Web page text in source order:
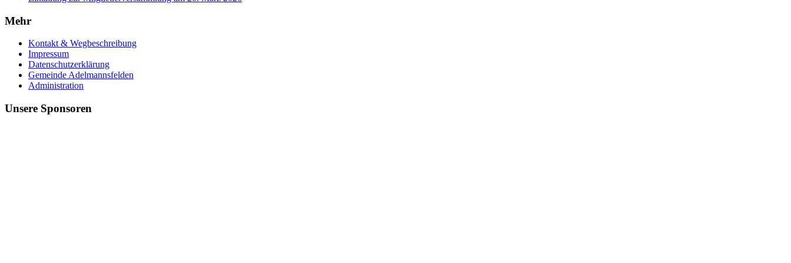
Mehr
Kontakt & Wegbeschreibung
Impressum
Datenschutzerklärung
Gemeinde Adelmannsfelden
Administration
Unsere Sponsoren